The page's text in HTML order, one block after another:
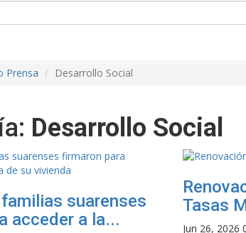
Prensa Desarrollo Social
Desarrollo Social
suarenses
acceder a la...
Tasas
Jun 26, 2026